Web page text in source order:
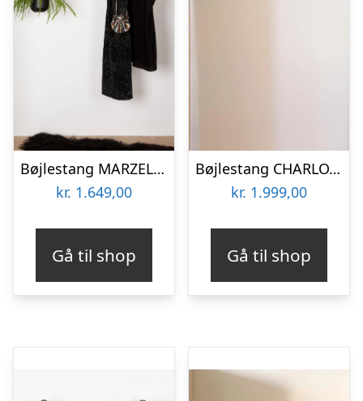
Bøjlestang MARZELLO sort med hylde – Bestil på specialmål (hylden er ikke vist på billedet)
kr. 1.649,00
Gå til shop
Bøjlestang CHARLOTTE sølv med hylde (hylden er ikke vist på billedet)
kr. 1.999,00
Gå til shop